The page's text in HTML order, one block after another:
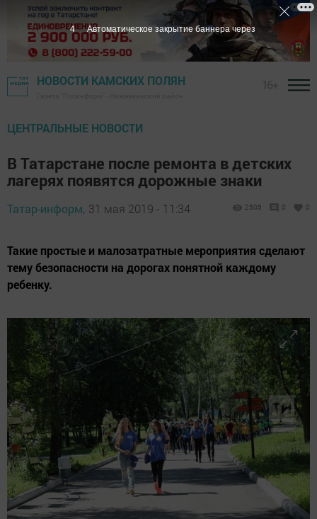
НОВОСТИ КАМСКИХ ПОЛЯН
ЦЕНТРАЛЬНЫЕ НОВОСТИ
В Татарстане после ремонта в детских
лагерях появятся дорожные знаки
Татар-информ, 31 мая 2019 - 11:34 2505 0 0
Такие простые и малозатратные мероприятия сделают
тему безопасности на дорогах понятной каждому
ребенку.
3 Автоматическое закрытие баннера через